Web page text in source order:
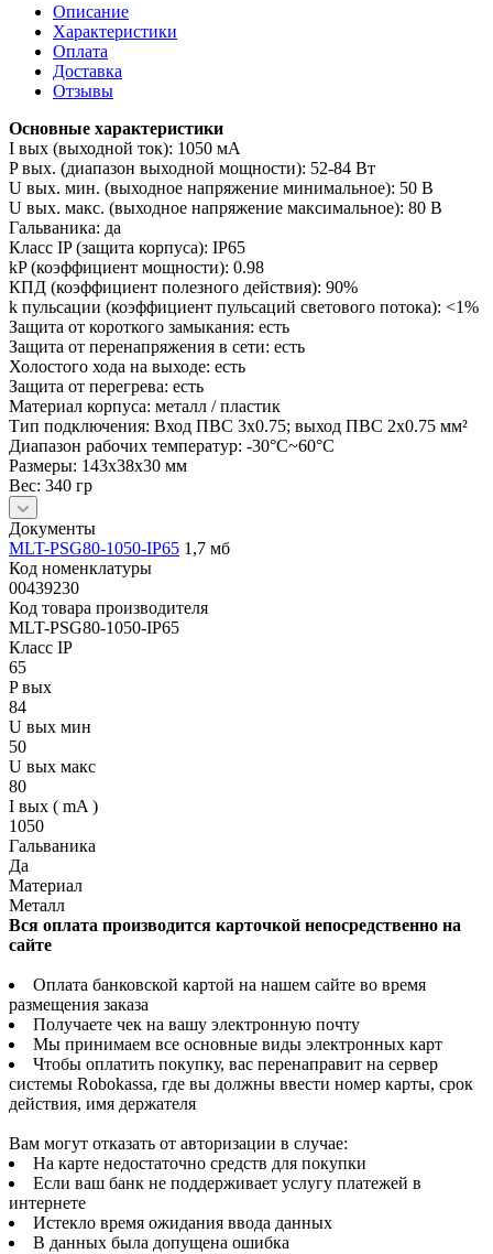
Описание
Характеристики
Оплата
Доставка
Отзывы
Основные характеристики
I вых (выходной ток): 1050 мА
P вых. (диапазон выходной мощности): 52-84 Вт
U вых. мин. (выходное напряжение минимальное): 50 В
U вых. макс. (выходное напряжение максимальное): 80 В
Гальваника: да
Класс IP (защита корпуса): IP65
kP (коэффициент мощности): 0.98
КПД (коэффициент полезного действия): 90%
k пульсации (коэффициент пульсаций светового потока): <1%
Защита от короткого замыкания: есть
Защита от перенапряжения в сети: есть
Холостого хода на выходе: есть
Защита от перегрева: есть
Материал корпуса: металл / пластик
Тип подключения: Вход ПВС 3х0.75; выход ПВС 2х0.75 мм²
Диапазон рабочих температур: -30°С~60°С
Размеры: 143x38x30 мм
Вес: 340 гр
Документы
MLT-PSG80-1050-IP65 1,7 мб
Код номенклатуры
00439230
Код товара производителя
MLT-PSG80-1050-IP65
Класс IP
65
P вых
84
U вых мин
50
U вых макс
80
I вых ( mA )
1050
Гальваника
Да
Материал
Металл
Вся оплата производится карточкой непосредственно на
сайте
Оплата банковской картой на нашем сайте во время
размещения заказа
Получаете чек на вашу электронную почту
Мы принимаем все основные виды электронных карт
Чтобы оплатить покупку, вас перенаправит на сервер
системы Robokassa, где вы должны ввести номер карты, срок
действия, имя держателя
Вам могут отказать от авторизации в случае:
На карте недостаточно средств для покупки
Если ваш банк не поддерживает услугу платежей в
интернете
Истекло время ожидания ввода данных
В данных была допущена ошибка